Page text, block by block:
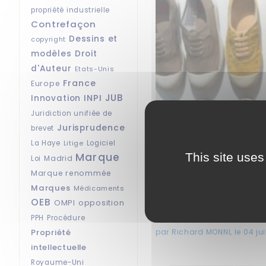
propriété industrielle
Contrefaçon
copyright Dessins et
modèles Droit
d'Auteur Etats-Unis
Europe France
Innovation INPI JUB
Juridiction unifiée de
brevet Jurisprudence
La Haye Litige Logiciel
Loi Madrid Marque
Marque renommée
Marques Médicaments
OEB OMPI opposition
PPH Procédure
Propriété
intellectuelle
Royaume-Uni
Priorité partielle : la
question des
par Richard MONNI, le 04
This site